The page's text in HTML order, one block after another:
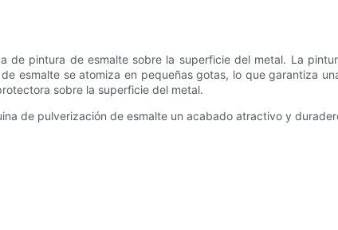
pintura de esmalte sobre la superficie del metal. La
esmalte se atomiza en pequeñas gotas, lo que garantiza
sobre la superficie del metal.